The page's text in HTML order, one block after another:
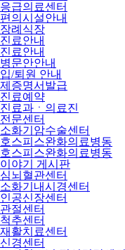
응급의료센터
편의시설안내
장례식장
진료안내
진료안내
병문안안내
입/퇴원 안내
제증명서발급
진료예약
진료과ㆍ의료진
전문센터
소화기암수술센터
호스피스완화의료병동
호스피스완화의료병동
이야기 게시판
심뇌혈관센터
소화기내시경센터
인공신장센터
관절센터
척추센터
재활치료센터
신경센터